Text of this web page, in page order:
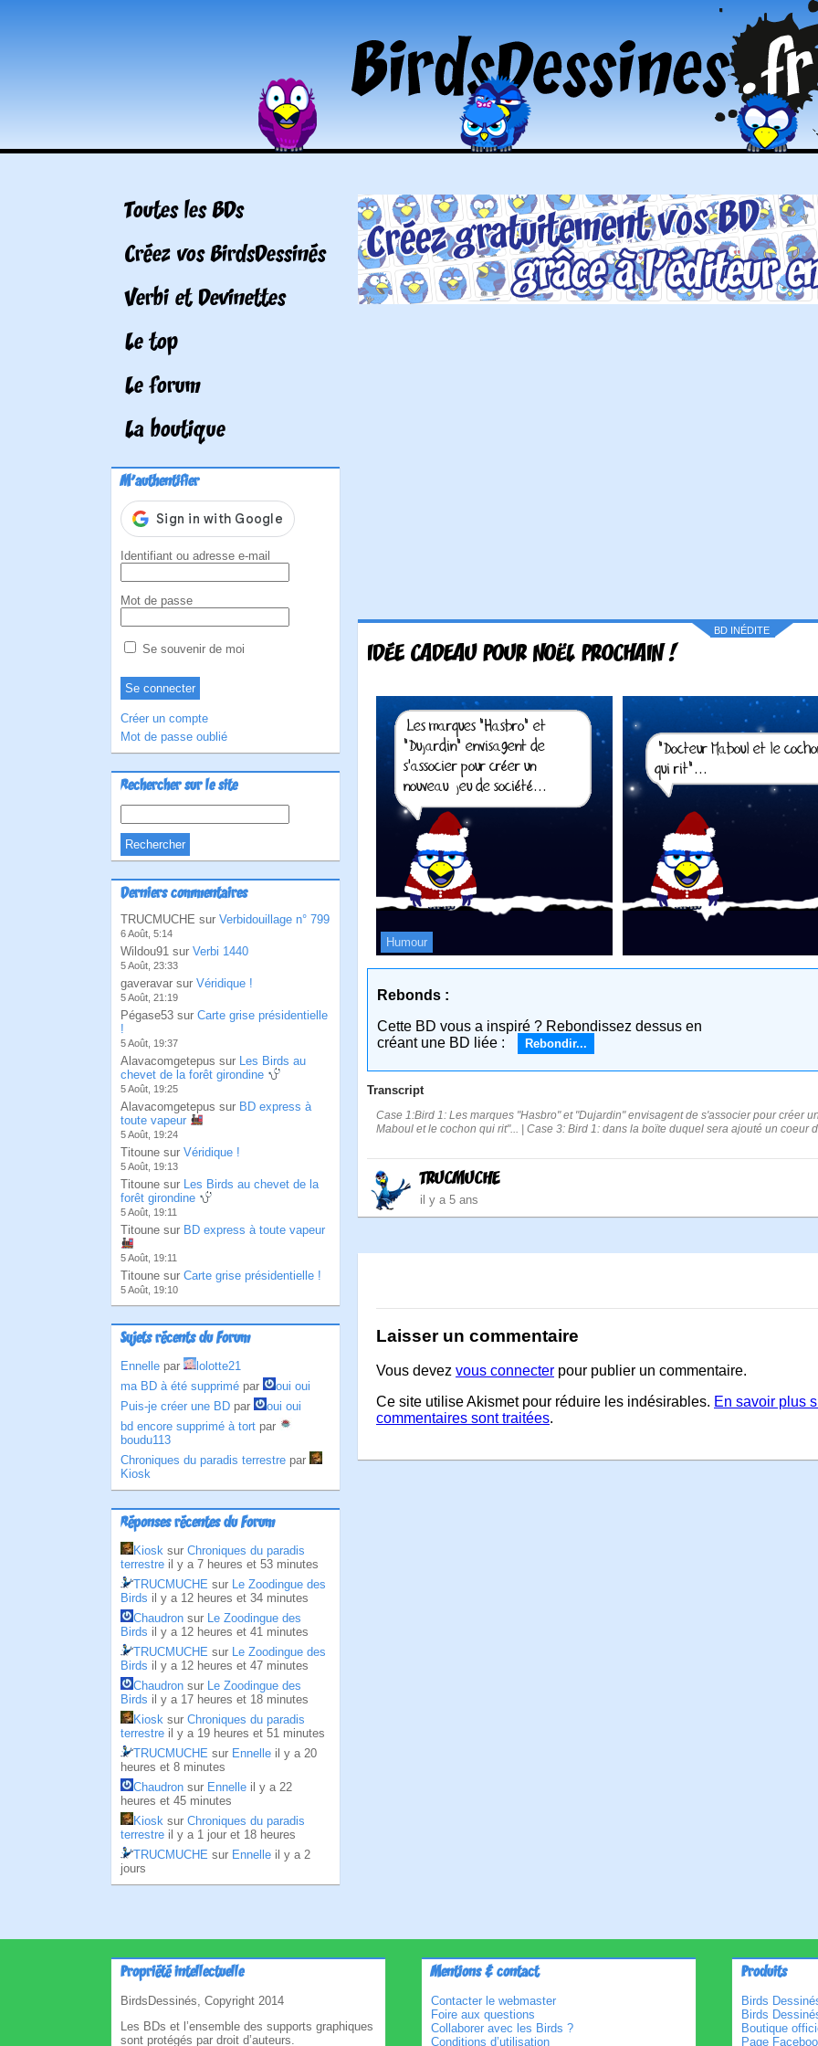
Toutes les BDs
Créez vos BirdsDessinés
Verbi et Devinettes
Le top
Le forum
La boutique
M'authentifier
Identifiant ou adresse e-mail
Mot de passe
Se souvenir de moi
Créer un compte
Mot de passe oublié
Rechercher sur le site
Derniers commentaires
TRUCMUCHE sur Verbidouillage n° 799
6 Août, 5:14
Wildou91 sur Verbi 1440
5 Août, 23:33
gaveravar sur Véridique !
5 Août, 21:19
Pégase53 sur Carte grise présidentielle
!
5 Août, 19:37
Alavacomgetepus sur Les Birds au
chevet de la forêt girondine
5 Août, 19:25
Alavacomgetepus sur BD express à
toute vapeur
5 Août, 19:24
Titoune sur Véridique !
5 Août, 19:13
Titoune sur Les Birds au chevet de la
forêt girondine
5 Août, 19:11
Titoune sur BD express à toute vapeur
5 Août, 19:11
Titoune sur Carte grise présidentielle !
5 Août, 19:10
Sujets récents du Forum
Ennelle par
lolotte21
ma BD à été supprimé par
oui oui
Puis-je créer une BD par
oui oui
bd encore supprimé à tort par
boudu113
Chroniques du paradis terrestre par
Kiosk
Réponses récentes du Forum
Kiosk sur Chroniques du paradis
terrestre il y a 7 heures et 53 minutes
TRUCMUCHE sur Le Zoodingue des
Birds il y a 12 heures et 34 minutes
Chaudron sur Le Zoodingue des
Birds il y a 12 heures et 41 minutes
TRUCMUCHE sur Le Zoodingue des
Birds il y a 12 heures et 47 minutes
Chaudron sur Le Zoodingue des
Birds il y a 17 heures et 18 minutes
Kiosk sur Chroniques du paradis
terrestre il y a 19 heures et 51 minutes
TRUCMUCHE sur Ennelle il y a 20
heures et 8 minutes
Chaudron sur Ennelle il y a 22
heures et 45 minutes
Kiosk sur Chroniques du paradis
terrestre il y a 1 jour et 18 heures
TRUCMUCHE sur Ennelle il y a 2
jours
BD INÉDITE
IDÉE CADEAU POUR NOËL PROCHAIN !
Humour
Rebonds :
Cette BD vous a inspiré ? Rebondissez dessus en
créant une BD liée :
Rebondir...
Transcript
Case 1:Bird 1: Les marques "Hasbro" et "Dujardin" envisagent de s'associer pour créer
Maboul et le cochon qui rit"... | Case 3: Bird 1: dans la boïte duquel sera ajouté un coeur
TRUCMUCHE
il y a 5 ans
Laisser un commentaire
Vous devez vous connecter pour publier un commentaire.
Ce site utilise Akismet pour réduire les indésirables. En savoir plus
commentaires sont traitées.
Propriété intellectuelle
BirdsDessinés, Copyright 2014
Les BDs et l’ensemble des supports graphiques
sont protégés par droit d’auteurs.
Mentions & contact
Contacter le webmaster
Foire aux questions
Collaborer avec les Birds ?
Conditions d’utilisation
Produits
Birds
Birds
Boutique
Page